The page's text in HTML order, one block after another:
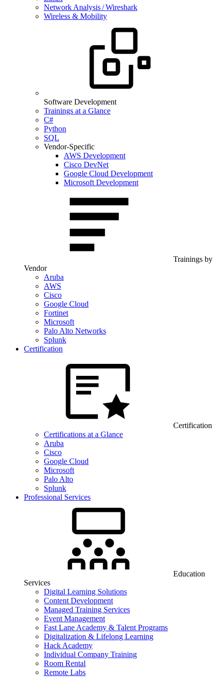
Network Analysis / Wireshark
Wireless & Mobility
Software Development
Trainings at a Glance
C#
Python
SQL
Vendor-Specific
AWS Development
Cisco DevNet
Google Cloud Development
Microsoft Development
Trainings by
Vendor
Aruba
AWS
Cisco
Google Cloud
Fortinet
Microsoft
Palo Alto Networks
Splunk
Certification
Certification
Certifications at a Glance
Aruba
Cisco
Google Cloud
Microsoft
Palo Alto
Splunk
Professional Services
Education
Services
Digital Learning Solutions
Content Development
Managed Training Services
Event Management
Fast Lane Academy & Talent Programs
Digitalization & Lifelong Learning
Hack Academy
Individual Company Training
Room Rental
Remote Labs